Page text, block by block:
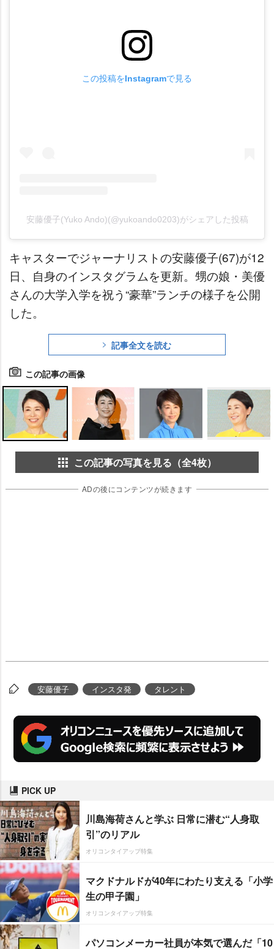
この投稿をInstagramで見る
安藤優子(Yuko Ando)(@yukoando0203)がシェアした投稿
キャスターでジャーナリストの安藤優子(67)が12
日、自身のインスタグラムを更新。甥の娘・美優
さんの大学入学を祝う“豪華”ランチの様子を公開
した。
記事全文を読む
この記事の画像
この記事の写真を見る（全4枚）
ADの後にコンテンツが続きます
安藤優子 インスタ発 タレント
PICK UP
川島海荷さんと学ぶ 日常に潜む“人身取
引”のリアル
オリコンタイアップ特集
マクドナルドが40年にわたり支える「小学
生の甲子園」
オリコンタイアップ特集
パソコンメーカー社員が本気で選んだ「10